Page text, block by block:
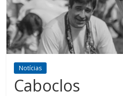
de
Ferro
é
de
Aço
Notícias
Caboclos